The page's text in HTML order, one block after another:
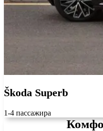
Škoda Superb
1-4 пассажира